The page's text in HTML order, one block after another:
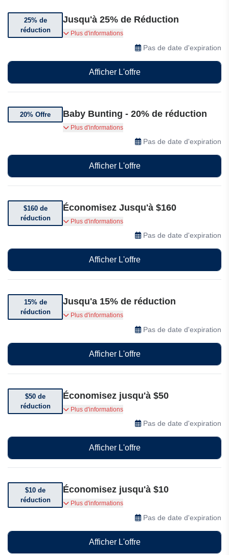
25% de
réduction
Jusqu'à 25% de Réduction
Bénéficiez de 25% de réduction sur les
vêtements pour bébé Bonds et Bibi
Plus d'informations
Pas de date d'expiration
Afficher L'offre
20% Offre Baby Bunting - 20% de réduction
Bénéficiez de 20% de réduction sur une
Plus d'informations
Pas de date d'expiration
Afficher L'offre
$160 de
réduction
Économisez Jusqu'à $160
Obtenez jusqu'à $160 de réduction sur une
sélection de sièges auto
Plus d'informations
Pas de date d'expiration
Afficher L'offre
15% de
réduction
Jusqu'a 15% de réduction
Bénéficiez d'une réduction de 15% sur votre
commande chez Baby Bunting
Plus d'informations
Pas de date d'expiration
Afficher L'offre
$50 de
réduction
Économisez jusqu'à $50
Bénéficiez de $50 de réduction sur les sièges
Plus d'informations
Pas de date d'expiration
Afficher L'offre
$10 de
réduction
Économisez jusqu'à $10
Rejoignez le programme de fidélité et obtenez
$10 de réduction sur votre commande
Plus d'informations
Pas de date d'expiration
Afficher L'offre